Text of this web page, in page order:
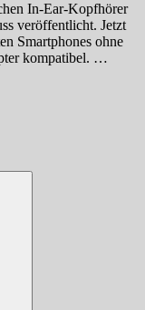
In-Ear-Kopfhörer
veröffentlicht. Jetzt
Smartphones ohne
kompatibel. …